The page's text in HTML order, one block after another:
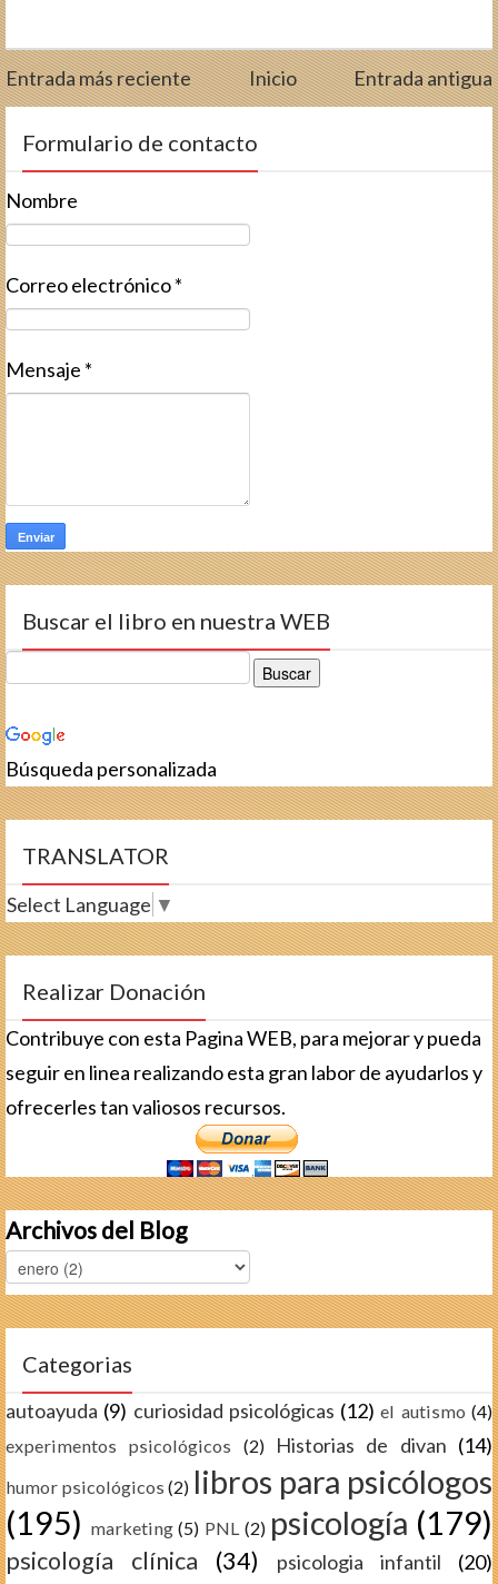
Entrada más reciente Inicio Entrada antigua
Formulario de contacto
Nombre
Correo electrónico*
Mensaje *
Buscar el libro en nuestra WEB
Búsqueda personalizada
TRANSLATOR
Select Language ▼
Realizar Donación
Contribuye con esta Pagina WEB, para mejorar y pueda
seguir en linea realizando esta gran labor de ayudarlos y
ofrecerles tan valiosos recursos.
Archivos del Blog
Categorias
autoayuda (9) curiosidad psicológicas (12) el autismo (4)
experimentos psicológicos
(2) Historias de divan (14)
humor psicológicos (2) libros para psicólogos
(195) marketing (5) PNL (2) psicología (179)
psicología clínica (34) psicologia infantil (20)